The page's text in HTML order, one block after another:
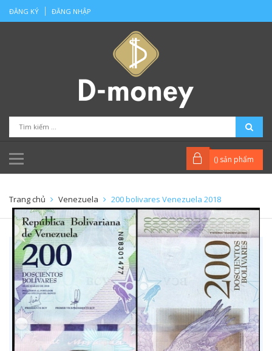
ĐĂNG KÝ ĐĂNG NHẬP
() sản phẩm
Trang chủ Venezuela 200 bolivares Venezuela 2018